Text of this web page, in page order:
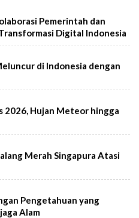
Pemerintah dan
Digital Indonesia
di Indonesia dengan
2026, Hujan Meteor hingga
Merah Singapura Atasi
Pengetahuan yang
Alam